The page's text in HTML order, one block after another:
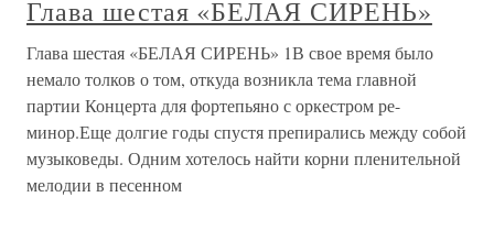
Глава шестая «БЕЛАЯ СИРЕНЬ»
Глава шестая «БЕЛАЯ СИРЕНЬ» 1В свое время было
немало толков о том, откуда возникла тема главной
партии Концерта для фортепьяно с оркестром ре-
минор.Еще долгие годы спустя препирались между собой
музыковеды. Одним хотелось найти корни пленительной
мелодии в песенном